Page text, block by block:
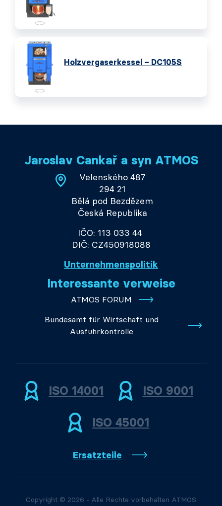
Holzvergaserkessel – DC105S
Jaroslav Cankař a syn ATMOS
Velenského 487
294 21
Bělá pod Bezdězem
Česká Republika
IČO: 113 033 44
DIČ: CZ450918088
Unternehmenspolitik
Interessante verweise
ATMOS FORUM
Bundesamt für Wirtschaft und
Ausfuhrkontrolle
ISO 14001 ISO 9001
ISO 45001
Ersatzteile
Copyright © 2026 - Alle Rechte vorbehalten ATMOS